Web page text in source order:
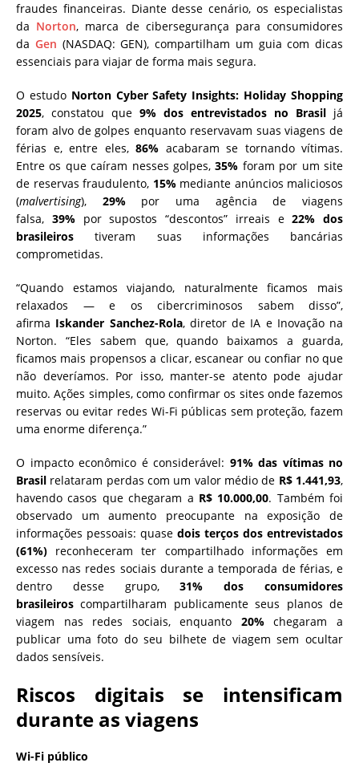
fraudes financeiras. Diante desse cenário, os especialistas
da Norton, marca de cibersegurança para consumidores
da Gen (NASDAQ: GEN), compartilham um guia com dicas
essenciais para viajar de forma mais segura.
O estudo Norton Cyber Safety Insights: Holiday Shopping
2025, constatou que 9% dos entrevistados no Brasil já
foram alvo de golpes enquanto reservavam suas viagens de
férias e, entre eles, 86% acabaram se tornando vítimas.
Entre os que caíram nesses golpes,35% foram por um site
de reservas fraudulento, 15%mediante anúncios maliciosos
(malvertising), 29%por uma agência de viagens
falsa, 39%por supostos “descontos” irreais e22% dos
brasileiros tiveram suas informações bancárias
comprometidas.
“Quando estamos viajando, naturalmente ficamos mais
relaxados — e os cibercriminosos sabem disso”,
afirma Iskander Sanchez-Rola, diretor de IA e Inovação na
Norton. “Eles sabem que, quando baixamos a guarda,
ficamos mais propensos a clicar, escanear ou confiar no que
não deveríamos. Por isso, manter-se atento pode ajudar
muito. Ações simples, como confirmar os sites onde fazemos
reservas ou evitar redes Wi-Fi públicas sem proteção, fazem
uma enorme diferença.”
O impacto econômico é considerável: 91% das vítimas no
Brasil relataram perdas com um valor médio de R$ 1.441,93,
havendo casos que chegaram a R$ 10.000,00. Também foi
observado um aumento preocupante na exposição de
informações pessoais: quase dois terços dos entrevistados
(61%) reconheceram ter compartilhado informações em
excesso nas redes sociais durante a temporada de férias, e
dentro desse grupo,31% dos consumidores
brasileiros compartilharam publicamente seus planos de
viagem nas redes sociais, enquanto 20%chegaram a
publicar uma foto do seu bilhete de viagem sem ocultar
dados sensíveis.
Riscos digitais se intensificam
durante as viagens
Wi-Fi público